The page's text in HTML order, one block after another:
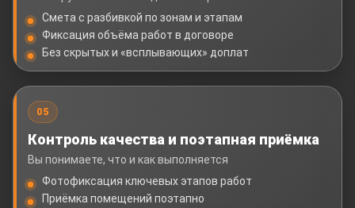
Смета с разбивкой по зонам и этапам
Фиксация объёма работ в договоре
Без скрытых и «всплывающих» доплат
05
Контроль качества и поэтапная приёмка
Вы понимаете, что и как выполняется
Фотофиксация ключевых этапов работ
Приёмка помещений поэтапно